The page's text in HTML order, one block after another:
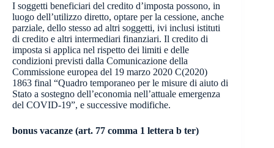
I soggetti beneficiari del credito d’imposta possono, in
luogo dell’utilizzo diretto, optare per la cessione, anche
parziale, dello stesso ad altri soggetti, ivi inclusi istituti
di credito e altri intermediari finanziari. Il credito di
imposta si applica nel rispetto dei limiti e delle
condizioni previsti dalla Comunicazione della
Commissione europea del 19 marzo 2020 C(2020)
1863 final “Quadro temporaneo per le misure di aiuto di
Stato a sostegno dell’economia nell’attuale emergenza
del COVID-19”, e successive modifiche.
bonus vacanze (art. 77 comma 1 lettera b ter)